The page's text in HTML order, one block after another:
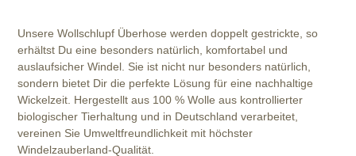
Unsere Wollschlupf Überhose werden doppelt gestrickte, so
erhältst Du eine besonders natürlich, komfortabel und
auslaufsicher Windel. Sie ist nicht nur besonders natürlich,
sondern bietet Dir die perfekte Lösung für eine nachhaltige
Wickelzeit. Hergestellt aus 100 % Wolle aus kontrollierter
biologischer Tierhaltung und in Deutschland verarbeitet,
vereinen Sie Umweltfreundlichkeit mit höchster
Windelzauberland-Qualität.